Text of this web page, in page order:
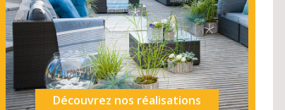
Découvrez nos réalisations